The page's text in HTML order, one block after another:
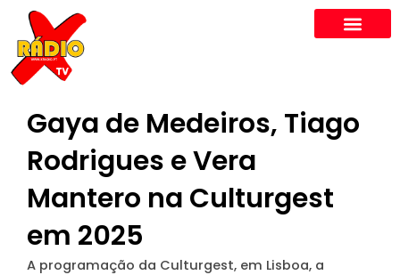
content
Gaya de Medeiros, Tiago
Rodrigues e Vera
Mantero na Culturgest
em 2025
A programação da Culturgest, em Lisboa, a